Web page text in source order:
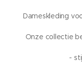
Dameskleding
Onze collectie
-